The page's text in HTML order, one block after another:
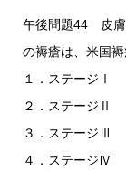
午後問題44 皮膚
の褥瘡は、米国
１．ステージⅠ
２．ステージⅡ
３．ステージⅢ
４．ステージⅣ